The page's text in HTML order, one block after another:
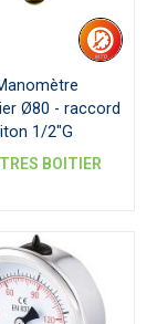
Ø80 - raccord
1/2"G
BOITIER